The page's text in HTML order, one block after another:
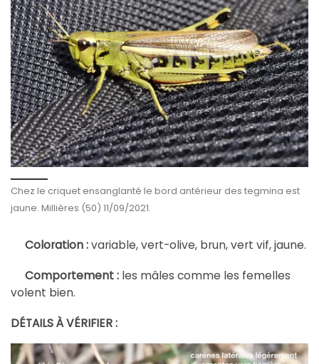
Chez le criquet ensanglanté le bord antérieur des tegmina est
jaune. Millières (50) 11/09/2021.
Coloration :variable, vert-olive, brun, vert vif, jaune.
Comportement : les mâles comme les femelles
volent bien.
DÉTAILS À VÉRIFIER :